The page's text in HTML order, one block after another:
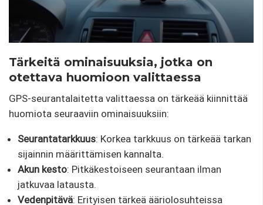
Tärkeitä ominaisuuksia, jotka on
otettava huomioon valittaessa
GPS-seurantalaitetta valittaessa on tärkeää kiinnittää
huomiota seuraaviin ominaisuuksiin:
Seurantatarkkuus: Korkea tarkkuus on tärkeää tarkan
sijainnin määrittämisen kannalta.
Akun kesto: Pitkäkestoiseen seurantaan ilman
jatkuvaa latausta.
Vedenpitävä: Erityisen tärkeä ääriolosuhteissa